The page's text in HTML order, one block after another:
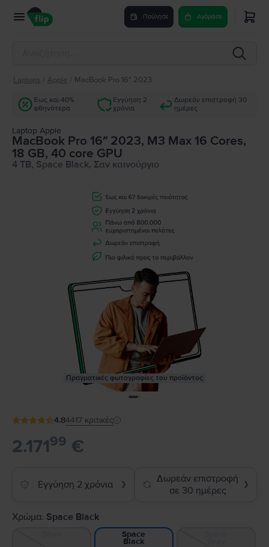
Πούλησε Αγόρασε
Laptops Apple MacBook Pro 16″ 2023
Έως και 40%
φθηνότερα
Εγγύηση 2
χρόνια
Δωρεάν επιστροφή 30
ημέρες
Laptop Apple
MacBook Pro 16″ 2023, M3 Max 16 Cores,
18 GB, 40 core GPU
4 TB, Space Black, Σαν καινούργιο
Πραγματικές φωτογραφίες του προϊόντος
4.84417 κριτικές
2.17199 €
Εγγύηση 2 χρόνια ❯
Δωρεάν επιστροφή
σε 30 ημέρες
❯
Χρώμα: Space Black
Space
Black